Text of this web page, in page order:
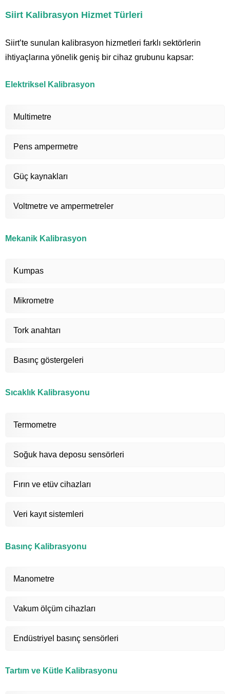
Siirt Kalibrasyon Hizmet Türleri
Siirt’te sunulan kalibrasyon hizmetleri farklı sektörlerin
ihtiyaçlarına yönelik geniş bir cihaz grubunu kapsar:
Elektriksel Kalibrasyon
Multimetre
Pens ampermetre
Güç kaynakları
Voltmetre ve ampermetreler
Mekanik Kalibrasyon
Kumpas
Mikrometre
Tork anahtarı
Basınç göstergeleri
Sıcaklık Kalibrasyonu
Termometre
Soğuk hava deposu sensörleri
Fırın ve etüv cihazları
Veri kayıt sistemleri
Basınç Kalibrasyonu
Manometre
Vakum ölçüm cihazları
Endüstriyel basınç sensörleri
Tartım ve Kütle Kalibrasyonu